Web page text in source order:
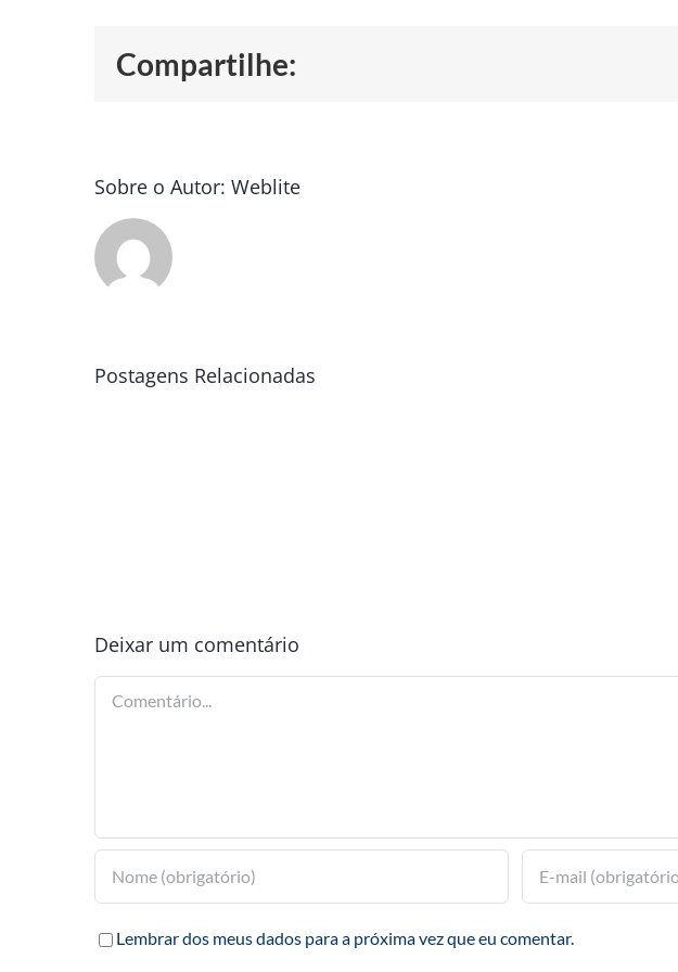
Compartilhe:
Sobre o Autor: Weblite
Postagens Relacionadas
Deixar um comentário
Lembrar dos meus dados para a próxima vez que eu comentar.